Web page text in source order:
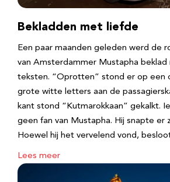
Bekladden met liefde
Een paar maanden geleden werd de
van Amsterdammer Mustapha beklad
teksten. “Oprotten” stond er op een
grote witte letters aan de
kant stond “Kutmarokkaan” gekalkt.
geen fan van Mustapha. Hij snapte er
Hoewel hij het vervelend vond,
Lees meer